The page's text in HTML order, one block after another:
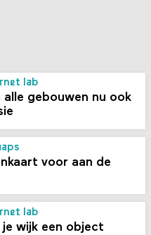
lab
alle gebouwen nu ook
voor aan de
lab
je wijk een object